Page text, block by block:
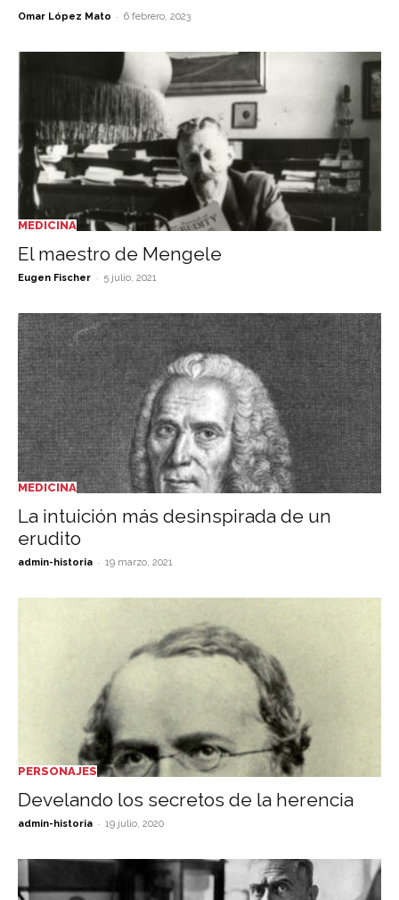
Omar López Mato - 6 febrero, 2023
MEDICINA
El maestro de Mengele
Eugen Fischer - 5 julio, 2021
MEDICINA
La intuición más desinspirada de un
erudito
admin-historia - 19 marzo, 2021
PERSONAJES
Develando los secretos de la herencia
admin-historia - 19 julio, 2020